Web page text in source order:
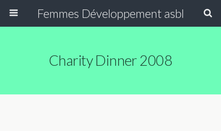
Femmes Développement asbl
Charity Dinner 2008